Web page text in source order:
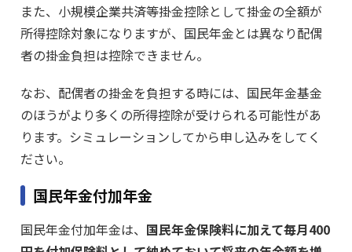
また、小規模企業共済等掛金控除として掛金の全額が
所得控除対象になりますが、国民年金とは異なり配偶
者の掛金負担は控除できません。
なお、配偶者の掛金を負担する時には、国民年金基金
のほうがより多くの所得控除が受けられる可能性があ
ります。シミュレーションしてから申し込みをしてく
ださい。
国民年金付加年金
国民年金付加年金は、 国民年金保険料に加えて毎月400